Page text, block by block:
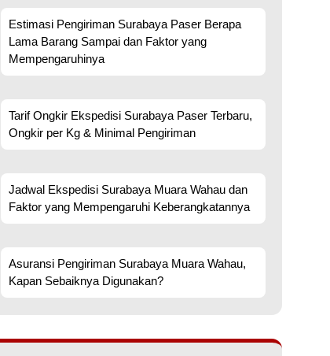
Estimasi Pengiriman Surabaya Paser Berapa
Lama Barang Sampai dan Faktor yang
Mempengaruhinya
Tarif Ongkir Ekspedisi Surabaya Paser Terbaru,
Ongkir per Kg & Minimal Pengiriman
Jadwal Ekspedisi Surabaya Muara Wahau dan
Faktor yang Mempengaruhi Keberangkatannya
Asuransi Pengiriman Surabaya Muara Wahau,
Kapan Sebaiknya Digunakan?